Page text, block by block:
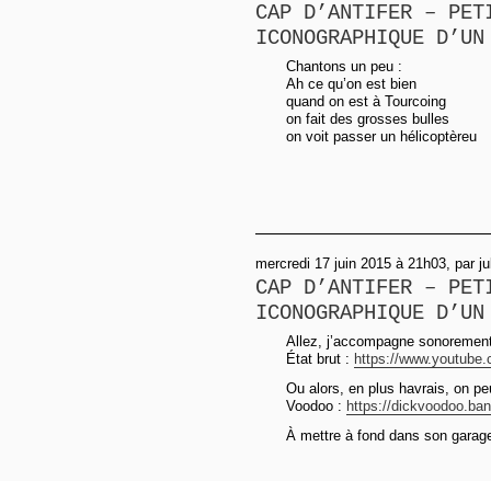
CAP D’ANTIFER –
ICONOGRAPHIQUE
Chantons un peu :
Ah ce qu’on est bien
quand on est à Tourcoing
on fait des grosses bulles
on voit passer un hélicoptèreu
mercredi 17 juin 2015 à 21h03, par
CAP D’ANTIFER –
ICONOGRAPHIQUE
Allez, j’accompagne
État brut : https://
Ou alors, en plus havrais, on
Voodoo : https://
À mettre à fond dans son